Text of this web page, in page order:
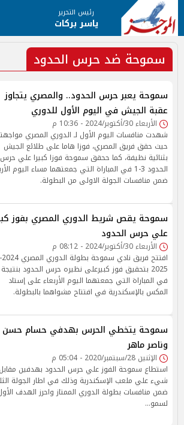
رئيس التحرير
ياسر بركات
سموحة ضد حرس الحدود
سموحة يعبر حرس الحدود.. والمصري يتجاوز
عقبة الجيش في اليوم الأول للدوري
الأربعاء 30/أكتوبر/2024 - 10:36 م
شهدت منافسات اليوم الأول لـ الدوري المصري
حيث حقق فريق المصري، فوزا هاما على طلائع الجيش
بثنائية نظيفة، كما ححقق سموحة فوزا كبيرا علي حرس
الحدود 3-1 في المباراة التي جمعتهما مساء اليوم
ضمن منافسات الجولة الاولى من البطولة.
سموحة يقص شريط الدوري المصري بفوز
علي حرس الحدود
الأربعاء 30/أكتوبر/2024 - 08:12 م
افتتح فريق نادي سموحة بطولة الدوري المصري 2024-
في المباراة التي جمعتهما اليوم الأربعاء على إستاد
المكس بالإسكندرية في افتتاح مشواهما بالبطولة.
سموحة يتخطي الحرس بهدفي حسام حسن
وناصر ماهر
الإثنين 28/سبتمبر/2020 - 05:04 م
استطاع سموحة الفوز علي حرس الحدود بهدفين
شيء علي ملعب الإسكندرية وذلك في اطار الجولة
ضمن منافسات بطولة الدوري الممتاز واحرز الهدف
لسمو…